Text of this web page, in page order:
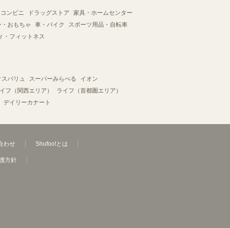
ンビニ ドラッグストア
家具・ホームセンター
おもちゃ 車・バイク
スポーツ用品・自転車
・フィットネス
スバリュ スーパーみらべる
イオン
フ（関西エリア）
ライフ（首都圏エリア）
デイリーカナート
わせ Shufoo!とは
方針